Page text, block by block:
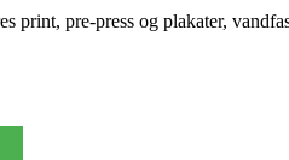
print, pre-press og plakater,